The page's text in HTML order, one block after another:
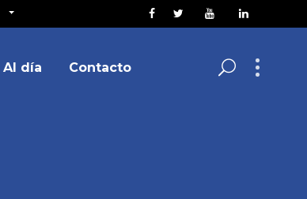
Al día Contacto